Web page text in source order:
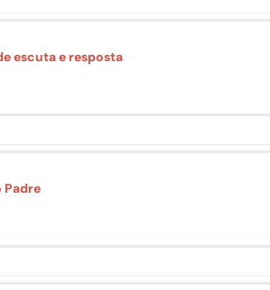
escuta e resposta
Padre